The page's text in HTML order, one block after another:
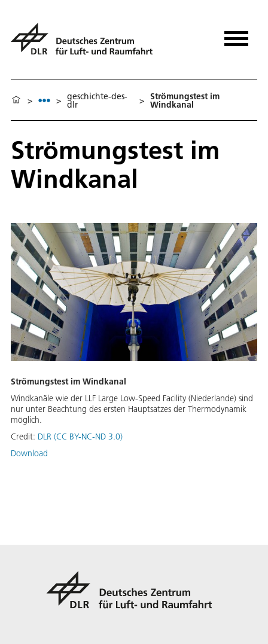
> > geschichte-des-
dlr > Strömungstest im
Windkanal
Strömungstest im
Windkanal
Strömungstest im Windkanal
Windkanäle wie der LLF Large Low-Speed Facility (Niederlande) sind
nur unter Beachtung des ersten Hauptsatzes der Thermodynamik
möglich.
Credit: DLR (CC BY-NC-ND 3.0)
Download